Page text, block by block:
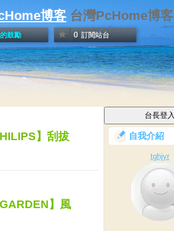
博客 台灣PcHome博客
鼓勵 0 訂閱站台
】刮拔
】風
自我介紹
tghjyr